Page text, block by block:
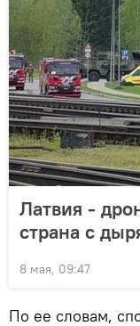
Латвия -
страна с
8 мая, 09:47
По ее словам,